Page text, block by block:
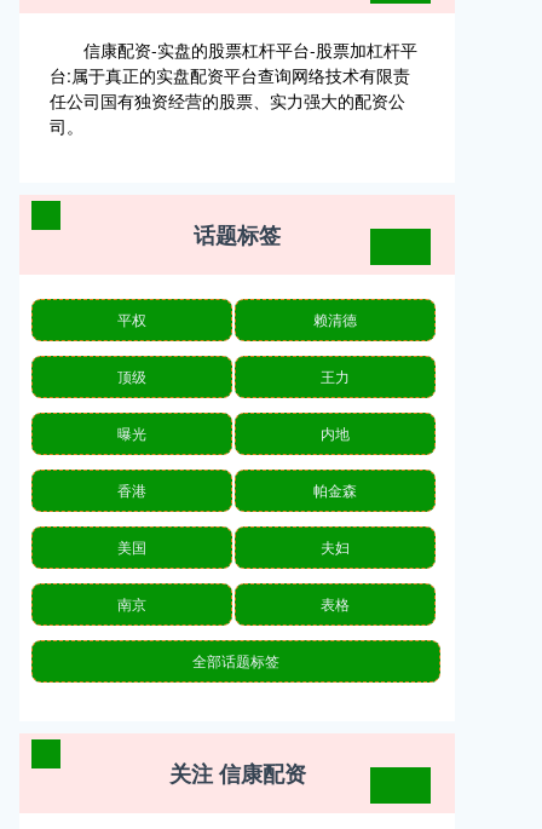
信康配资-实盘的股票杠杆平台-股票加杠杆平
台:属于真正的实盘配资平台查询网络技术有限责
任公司国有独资经营的股票、实力强大的配资公
司。
话题标签
平权 赖清德
顶级 王力
曝光 内地
香港 帕金森
美国 夫妇
南京 表格
全部话题标签
关注 信康配资